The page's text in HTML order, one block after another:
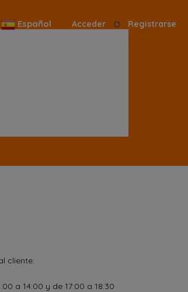
Español Acceder Registrarse
cliente:
a 14:00 y de 17:00 a 18:30